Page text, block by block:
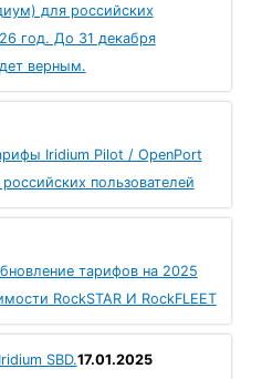
для российских
год. До 31 декабря
верным.
Iridium Pilot / OpenPort
пользователей
тарифов на 2025
RockSTAR И RockFLEET
SBD.17.01.2025